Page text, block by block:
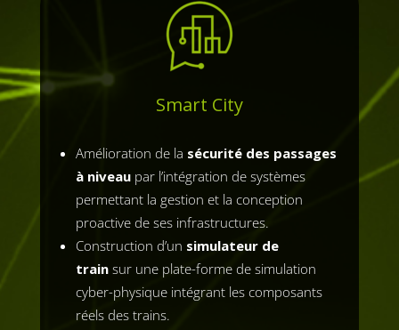
Smart City
Amélioration de la sécurité des passages
à niveaupar l’intégration de systèmes
permettant la gestion et la conception
proactive de ses infrastructures.
Construction d’un simulateur de
trainsur une plate-forme de simulation
cyber-physique intégrant les composants
réels des trains.